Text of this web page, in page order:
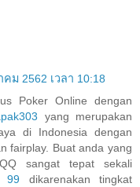
คม 2562 เวลา 10:18
Poker Online dengan
yang merupakan
di Indonesia dengan
fairplay. Buat anda yang
sangat tepat sekali
99 dikarenakan tingkat